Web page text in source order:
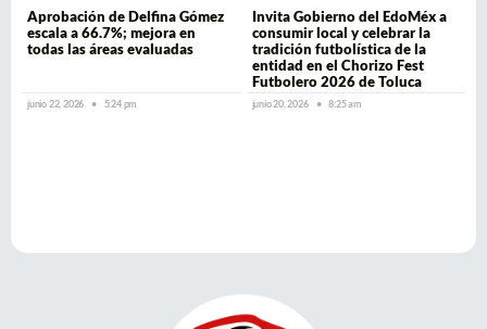
Aprobación de Delfina Gómez
escala a 66.7%; mejora en
todas las áreas evaluadas
junio 22, 2026 5:24 pm
Invita Gobierno del EdoMéx a
consumir local y celebrar la
tradición futbolística de la
entidad en el Chorizo Fest
Futbolero 2026 de Toluca
junio 20, 2026 8:25 am